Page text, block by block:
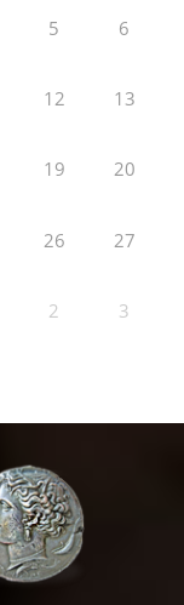
5 6
12 13
19 20
26 27
2 3